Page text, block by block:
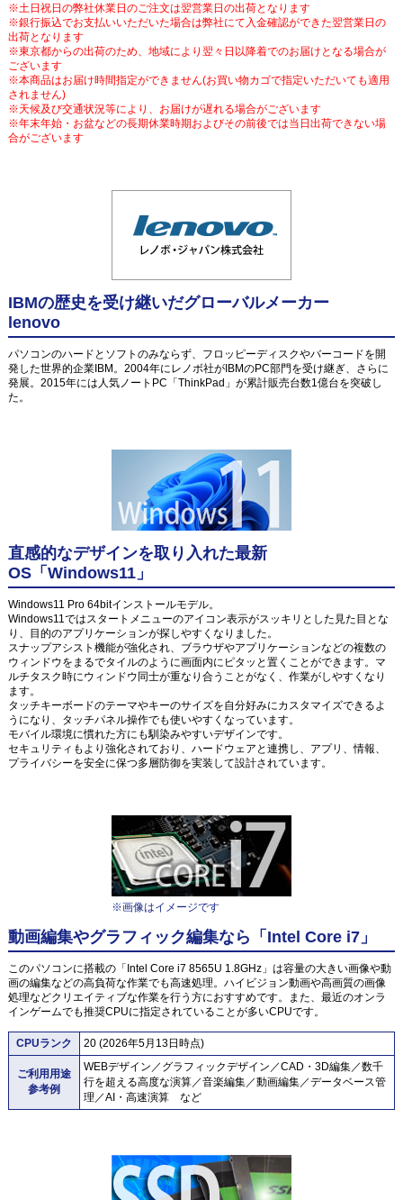
※土日祝日の弊社休業日のご注文は翌営業日の出荷となります
※銀行振込でお支払いいただいた場合は弊社にて入金確認ができた翌営業日の
出荷となります
※東京都からの出荷のため、地域により翌々日以降着でのお届けとなる場合が
ございます
※本商品はお届け時間指定ができません(お買い物カゴで指定いただいても適用
されません)
※天候及び交通状況等により、お届けが遅れる場合がございます
※年末年始・お盆などの長期休業時期およびその前後では当日出荷できない場
合がございます
IBMの歴史を受け継いだグローバルメーカー
lenovo
パソコンのハードとソフトのみならず、フロッピーディスクやバーコードを開
発した世界的企業IBM。2004年にレノボ社がIBMのPC部門を受け継ぎ、さらに
発展。2015年には人気ノートPC「ThinkPad」が累計販売台数1億台を突破し
た。
直感的なデザインを取り入れた最新
OS「Windows11」
Windows11 Pro 64bitインストールモデル。
Windows11ではスタートメニューのアイコン表示がスッキリとした見た目とな
り、目的のアプリケーションが探しやすくなりました。
スナップアシスト機能が強化され、ブラウザやアプリケーションなどの複数の
ウィンドウをまるでタイルのように画面内にピタッと置くことができます。マ
ルチタスク時にウィンドウ同士が重なり合うことがなく、作業がしやすくなり
ます。
タッチキーボードのテーマやキーのサイズを自分好みにカスタマイズできるよ
うになり、タッチパネル操作でも使いやすくなっています。
モバイル環境に慣れた方にも馴染みやすいデザインです。
セキュリティもより強化されており、ハードウェアと連携し、アプリ、情報、
プライバシーを安全に保つ多層防御を実装して設計されています。
※画像はイメージです
動画編集やグラフィック編集なら「Intel Core i7」
このパソコンに搭載の「Intel Core i7 8565U 1.8GHz」は容量の大きい画像や動
画の編集などの高負荷な作業でも高速処理。ハイビジョン動画や高画質の画像
処理などクリエイティブな作業を行う方におすすめです。また、最近のオンラ
インゲームでも推奨CPUに指定されていることが多いCPUです。
CPUランク 20 (2026年5月13日時点)
ご利用用途
参考例
WEBデザイン／グラフィックデザイン／CAD・3D編集／数千
行を超える高度な演算／音楽編集／動画編集／データベース管
理／AI・高速演算 など